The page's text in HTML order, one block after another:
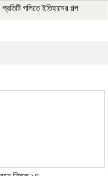
প্রতিটি গলিতে ইতিহাসের গল্প